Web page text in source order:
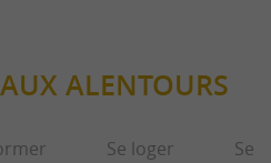
AUX ALENTOURS
Se loger Se